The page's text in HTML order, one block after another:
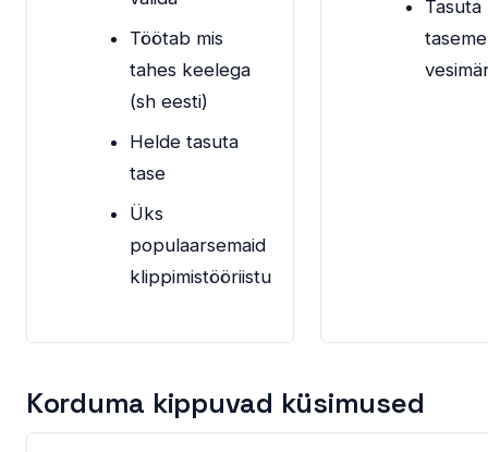
Töötab mis
tahes keelega
(sh eesti)
Helde tasuta
tase
Üks
populaarsemaid
klippimistööriistu
Tasuta
Korduma kippuvad küsimused